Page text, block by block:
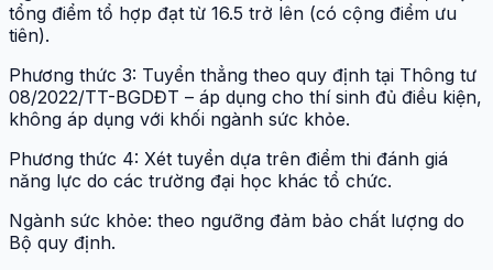
tổng điểm tổ hợp đạt từ 16.5 trở lên (có cộng điểm ưu
tiên).
Phương thức 3: Tuyển thẳng theo quy định tại Thông tư
08/2022/TT-BGDĐT – áp dụng cho thí sinh đủ điều kiện,
không áp dụng với khối ngành sức khỏe.
Phương thức 4: Xét tuyển dựa trên điểm thi đánh giá
năng lực do các trường đại học khác tổ chức.
Ngành sức khỏe: theo ngưỡng đảm bảo chất lượng do
Bộ quy định.